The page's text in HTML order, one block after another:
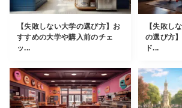
【失敗しない大学の選び方】お
すすめの大学や購入前のチェ
ッ...
【失敗し
の選び方
ド...